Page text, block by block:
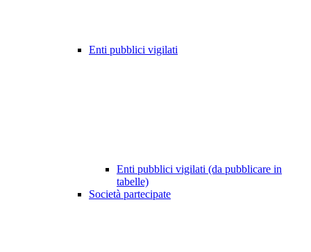
Enti pubblici vigilati
Enti pubblici vigilati (da pubblicare in
tabelle)
Società partecipate